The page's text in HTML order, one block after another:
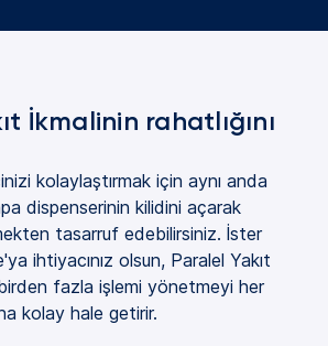
İkmalinin rahatlığını
kolaylaştırmak için aynı anda
dispenserinin kilidini açarak
tasarruf edebilirsiniz. İster
ihtiyacınız olsun, Paralel Yakıt
fazla işlemi yönetmeyi her
kolay hale getirir.